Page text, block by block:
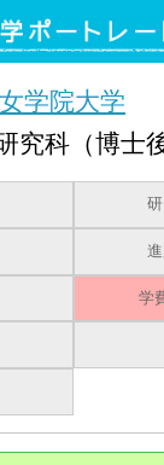
学院大学
究科（博士
学